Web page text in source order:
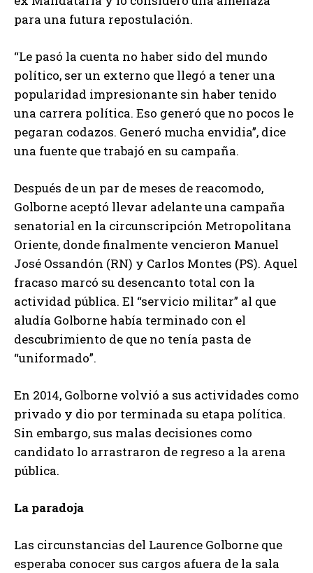
para una futura repostulación.
“Le pasó la cuenta no haber sido del mundo
político, ser un externo que llegó a tener una
popularidad impresionante sin haber tenido
una carrera política. Eso generó que no pocos le
pegaran codazos. Generó mucha envidia”, dice
una fuente que trabajó en su campaña.
Después de un par de meses de reacomodo,
Golborne aceptó llevar adelante una campaña
senatorial en la circunscripción Metropolitana
Oriente, donde finalmente vencieron Manuel
José Ossandón (RN) y Carlos Montes (PS). Aquel
fracaso marcó su desencanto total con la
actividad pública. El “servicio militar” al que
aludía Golborne había terminado con el
descubrimiento de que no tenía pasta de
“uniformado”.
En 2014, Golborne volvió a sus actividades como
privado y dio por terminada su etapa política.
Sin embargo, sus malas decisiones como
candidato lo arrastraron de regreso a la arena
pública.
La paradoja
Las circunstancias del Laurence Golborne que
esperaba conocer sus cargos afuera de la sala